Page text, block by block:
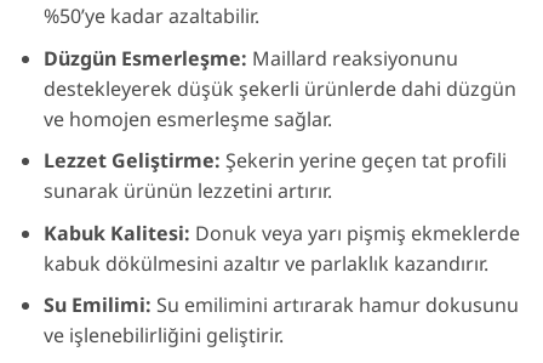
%50’ye kadar azaltabilir.
Düzgün Esmerleşme: Maillard reaksiyonunu
destekleyerek düşük şekerli ürünlerde dahi düzgün
ve homojen esmerleşme sağlar.
Lezzet Geliştirme: Şekerin yerine geçen tat profili
sunarak ürünün lezzetini artırır.
Kabuk Kalitesi: Donuk veya yarı pişmiş ekmeklerde
kabuk dökülmesini azaltır ve parlaklık kazandırır.
Su Emilimi: Su emilimini artırarak hamur dokusunu
ve işlenebilirliğini geliştirir.